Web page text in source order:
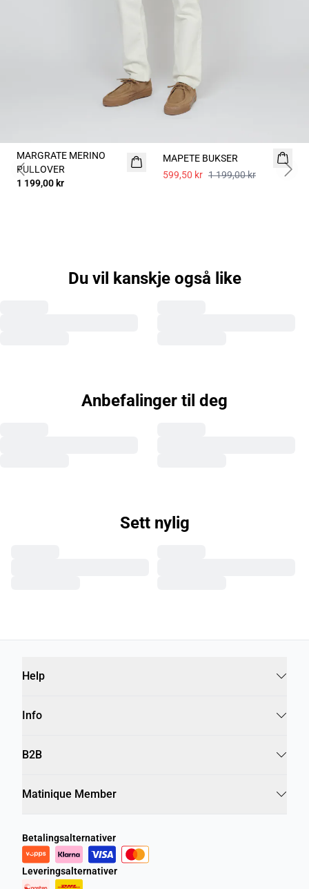
MARGRATE MERINO
PULLOVER
1 199,00 kr
MAPETE BUKSER
599,50 kr 1 199,00 kr
Previous slide Next
Du vil kanskje også like
Anbefalinger til deg
Sett nylig
Help
Info
B2B
Matinique Member
Betalingsalternativer
Leveringsalternativer